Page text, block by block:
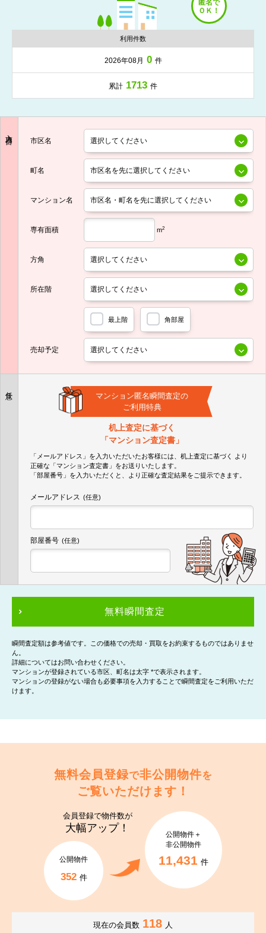
利用件数
2026年08月 0 件
累計 1713 件
市区名
町名
マンション名
専有面積 m2
方角
所在階
最上階 角部屋
売却予定
マンション匿名瞬間査定の
ご利用特典
机上査定に基づく
「マンション査定書」
「メールアドレス」を入力いただいたお客様には、机上査定に基づく
より
正確な 「マンション査定書」 をお送りいたします。
「部屋番号」を入力いただくと、より正確な査定結果をご提示できます。
メールアドレス (任意)
部屋番号 (任意)
無料瞬間査定
瞬間査定額は参考値です。この価格での売却・買取をお約束するものではありませ
ん。
詳細についてはお問い合わせください。
マンションが登録されている市区、町名は太字 *で表示されます。
マンションの登録がない場合も必要事項を入力することで瞬間査定をご利用いただ
けます。
無料会員登録で非公開物件を
ご覧いただけます！
会員登録で物件数が
大幅アップ！
公開物件
352 件
公開物件＋
非公開物件
11,431 件
現在の会員数 118 人